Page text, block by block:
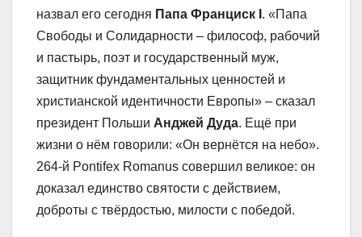
назвал его сегодня Папа Франциск . «Папа
Свободы и Солидарности – философ, рабочий
и пастырь, поэт и государственный муж,
защитник фундаментальных ценностей и
христианской идентичности Европы» – сказал
президент Польши Анджей Дуда. Ещё при
жизни о нём говорили: «Он вернётся на небо».
264-й Pontifex Romanus совершил великое: он
доказал единство святости с действием,
доброты с твёрдостью, милости с победой.